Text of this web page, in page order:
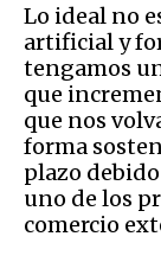
Lo ideal no
artificial y
tengamos
que
que nos
forma
plazo
uno de los
comercio